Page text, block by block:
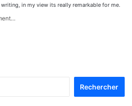
in my view its really remarkable for me.